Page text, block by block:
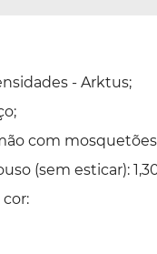
- Arktus;
com
(sem esticar):